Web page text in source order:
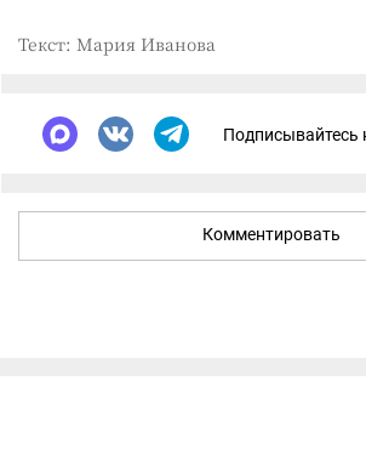
Текст: Мария Иванова
Комментировать